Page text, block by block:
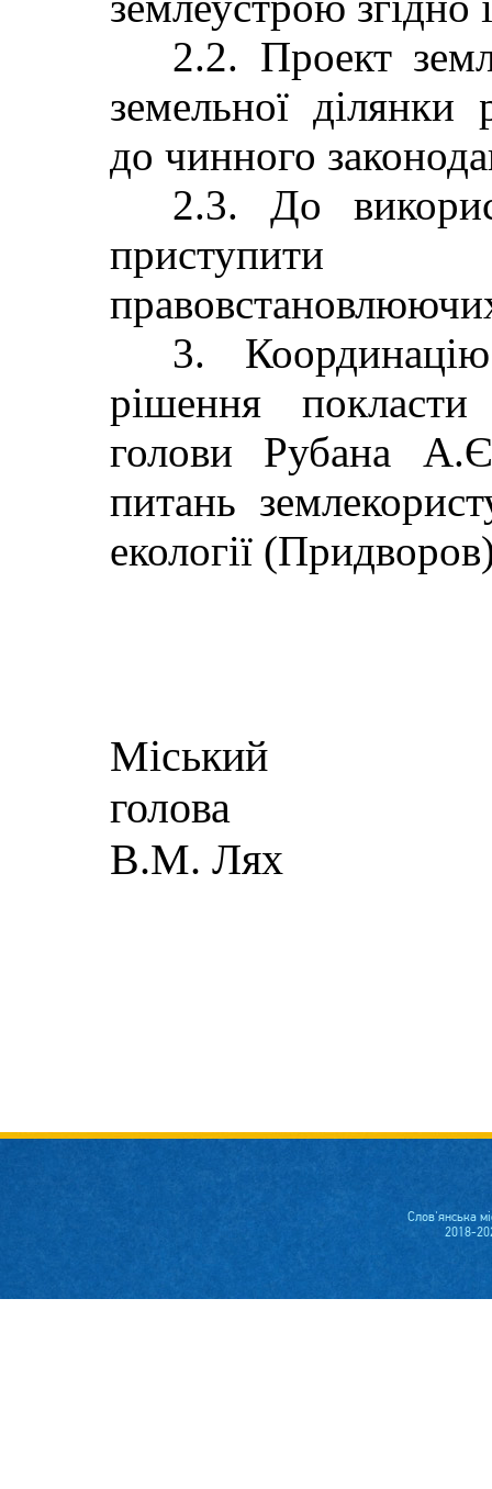
2.2. Проект
земельної ділянки
до чинного
2.3. До
приступити
3.
рішення
голови Рубана
питань
екології
Міський
В.М. Лях
Слов'янська
2018-